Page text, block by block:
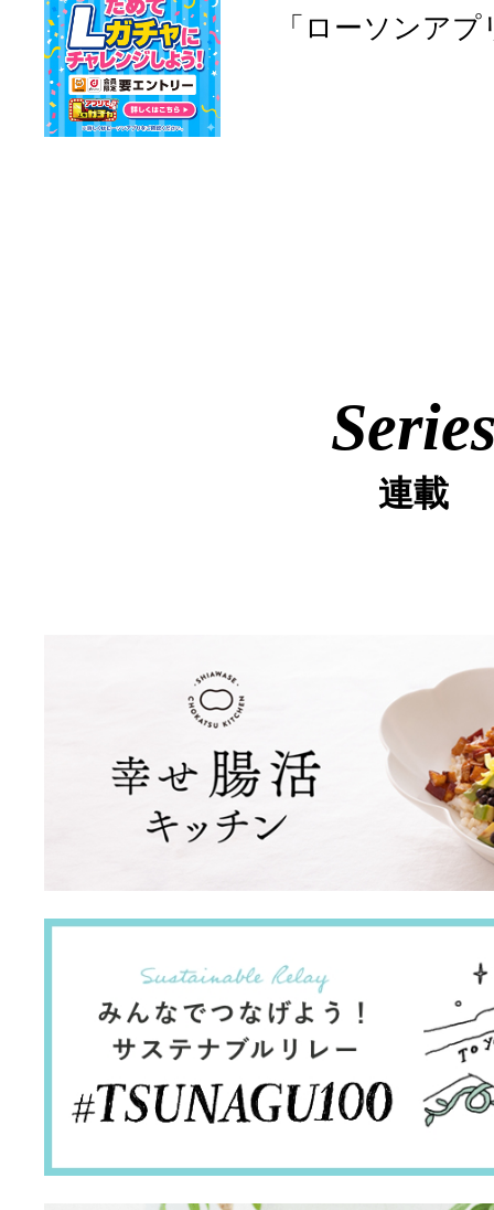
「ローソンア
連載